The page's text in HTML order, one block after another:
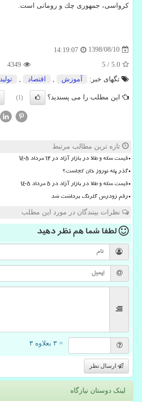
كرواسی، جمهوری چك و رومانی است.
1398/08/10
14:19:07
5.0
/
5
4349
تگهای خبر:
آموزش اقتصاد تولید
این مطلب را می پسندید؟ (1)
تازه ترین مطالب مرتبط
قیمت سکه و طلا در بازار آزاد در ۱۲ مرداد ۱۴۰۵
گذر پله نوروز خان کجاست؟
قیمت سکه و طلا در بازار آزاد در ۵ مرداد ۱۴۰۵
رقم زودرس گلرنگ برداشت شد
نظرات بینندگان در مورد این مطلب
لطفا شما همنظر دهید
= ۳ بعلاوه ۳
ارسال نظر
لینک دوستان نیازگاه